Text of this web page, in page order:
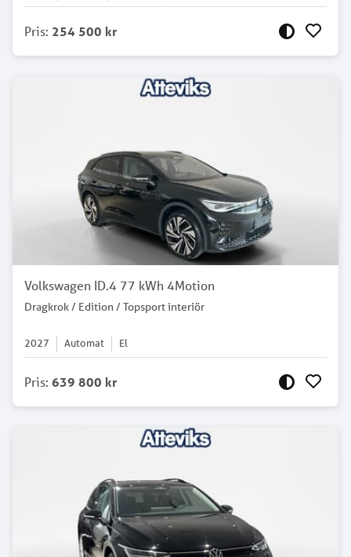
Pris: 254 500 kr
Volkswagen ID.4 77 kWh 4Motion
Dragkrok / Edition / Topsport interiör
2027 Automat El
Pris: 639 800 kr